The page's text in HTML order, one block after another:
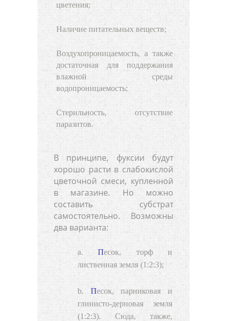
цветения;
Наличие питательных веществ;
Воздухопроницаемость, а также
достаточная для поддержания
влажной среды
водопроницаемость;
Стерильность, отсутствие
паразитов.
В принципе, фуксии будут
хорошо расти в слабокислой
цветочной смеси, купленной
в магазине. Но можно
составить субстрат
самостоятельно. Возможны
два варианта:
Песок, торф и
лиственная земля (1:2:3);
Песок, парниковая и
глинисто-дерновая земля
(1:2:3). Сюда, также,